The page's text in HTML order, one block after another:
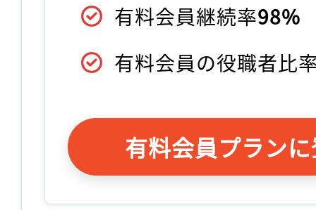
有料会員継続率98%
有料会員の役職者比
有料会員プラン